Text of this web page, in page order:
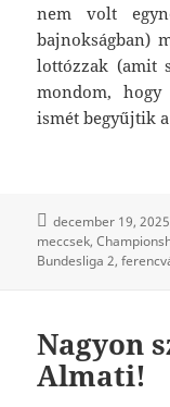
nem volt
bajnokságban)
lottózzak (amit
mondom, hogy
ismét begyűjtik
december 19, 2025
meccsek
Bundesliga 2
Nagyon
Almati!